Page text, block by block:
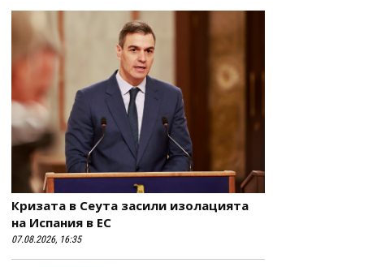
Кризата в Сеута засили изолацията
на Испания в ЕС
07.08.2026, 16:35